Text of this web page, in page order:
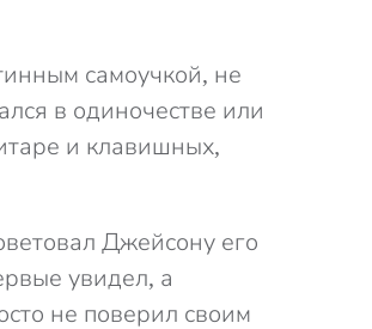
самоучкой, не
в одиночестве или
и клавишных,
Джейсону его
увидел, а
не поверил своим